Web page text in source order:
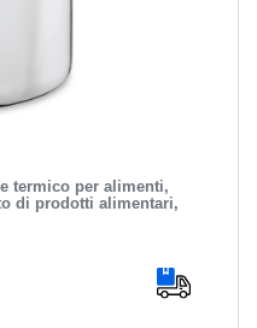
termico per alimenti,
di prodotti alimentari,